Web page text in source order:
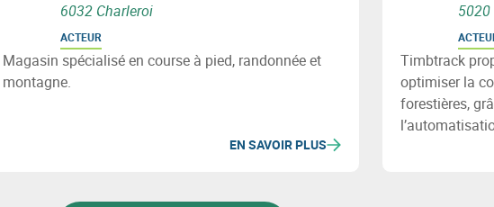
6032 Charleroi
ACTEUR
Magasin spécialisé en course à pied, randonnée et
montagne.
EN SAVOIR PLUS
Timbtrack
optimiser la
forestières,
une vue